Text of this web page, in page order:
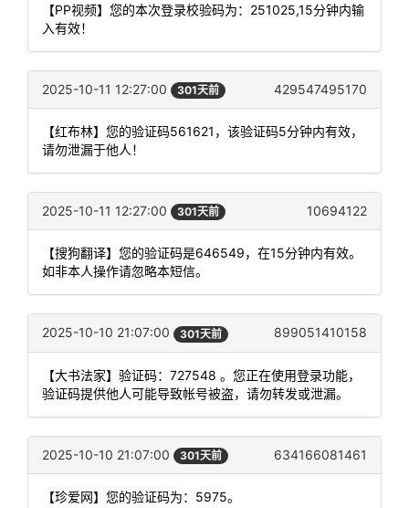
【PP视频】您的本次登录校验码为：251025,15分钟内输
入有效！
2025-10-11 12:27:00 301天前 429547495170
【红布林】您的验证码561621，该验证码5分钟内有效，
请勿泄漏于他人！
2025-10-11 12:27:00 301天前 10694122
【搜狗翻译】您的验证码是646549，在15分钟内有效。
如非本人操作请忽略本短信。
2025-10-10 21:07:00 301天前 899051410158
【大书法家】验证码：727548 。您正在使用登录功能，
验证码提供他人可能导致帐号被盗，请勿转发或泄漏。
2025-10-10 21:07:00 301天前 634166081461
【珍爱网】您的验证码为：5975。